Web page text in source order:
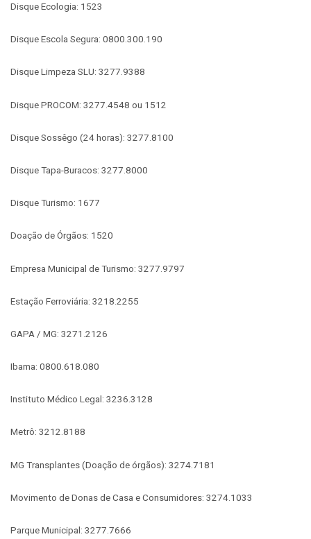
Disque Ecologia: 1523
Disque Escola Segura: 0800.300.190
Disque Limpeza SLU: 3277.9388
Disque PROCOM: 3277.4548 ou 1512
Disque Sossêgo (24 horas): 3277.8100
Disque Tapa-Buracos: 3277.8000
Disque Turismo: 1677
Doação de Órgãos: 1520
Empresa Municipal de Turismo: 3277.9797
Estação Ferroviária: 3218.2255
GAPA / MG: 3271.2126
Ibama: 0800.618.080
Instituto Médico Legal: 3236.3128
Metrô: 3212.8188
MG Transplantes (Doação de órgãos): 3274.7181
Movimento de Donas de Casa e Consumidores: 3274.1033
Parque Municipal: 3277.7666